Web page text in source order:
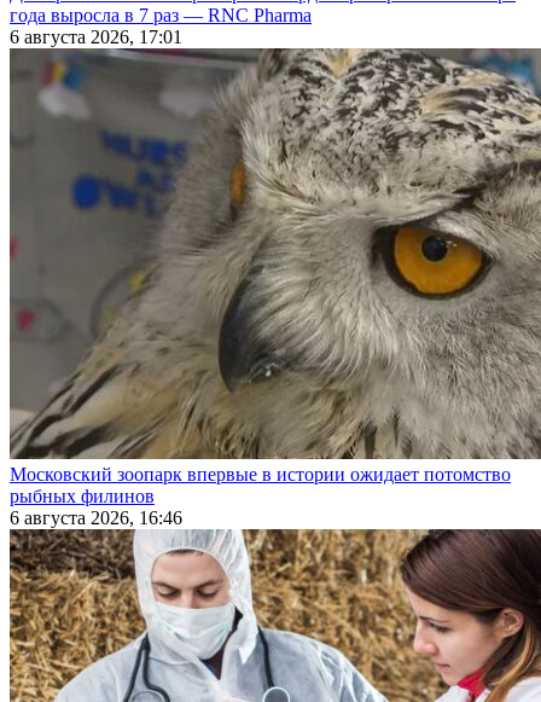
года выросла в 7 раз — RNC Pharma
6 августа 2026, 17:01
Московский зоопарк впервые в истории ожидает потомство
рыбных филинов
6 августа 2026, 16:46